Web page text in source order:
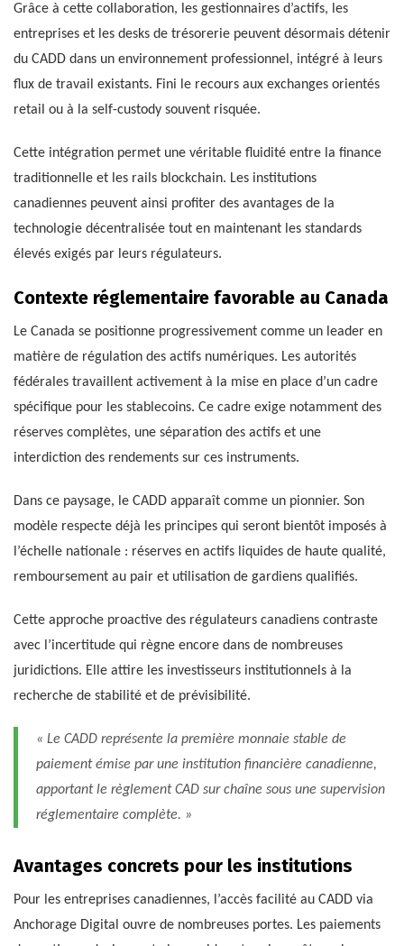
Grâce à cette collaboration, les gestionnaires d’actifs, les
entreprises et les desks de trésorerie peuvent désormais détenir
du CADD dans un environnement professionnel, intégré à leurs
flux de travail existants. Fini le recours aux exchanges orientés
retail ou à la self-custody souvent risquée.
Cette intégration permet une véritable fluidité entre la finance
traditionnelle et les rails blockchain. Les institutions
canadiennes peuvent ainsi profiter des avantages de la
technologie décentralisée tout en maintenant les standards
élevés exigés par leurs régulateurs.
Contexte réglementaire favorable au Canada
Le Canada se positionne progressivement comme un leader en
matière de régulation des actifs numériques. Les autorités
fédérales travaillent activement à la mise en place d’un cadre
spécifique pour les stablecoins. Ce cadre exige notamment des
réserves complètes, une séparation des actifs et une
interdiction des rendements sur ces instruments.
Dans ce paysage, le CADD apparaît comme un pionnier. Son
modèle respecte déjà les principes qui seront bientôt imposés à
l’échelle nationale : réserves en actifs liquides de haute qualité,
remboursement au pair et utilisation de gardiens qualifiés.
Cette approche proactive des régulateurs canadiens contraste
avec l’incertitude qui règne encore dans de nombreuses
juridictions. Elle attire les investisseurs institutionnels à la
recherche de stabilité et de prévisibilité.
« Le CADD représente la première monnaie stable de
paiement émise par une institution financière canadienne,
apportant le règlement CAD sur chaîne sous une supervision
réglementaire complète. »
Avantages concrets pour les institutions
Pour les entreprises canadiennes, l’accès facilité au CADD via
Anchorage Digital ouvre de nombreuses portes. Les paiements